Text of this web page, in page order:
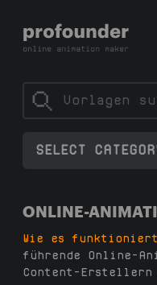
SELECT
ONLINE-
Wie es
führende Online-
Content-